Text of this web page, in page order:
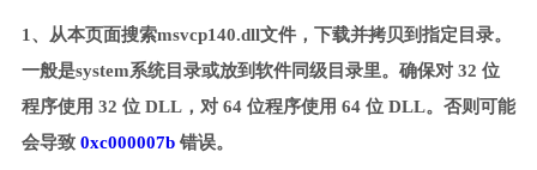
1、从本页面搜索msvcp140.dll文件，下载并拷贝到指定目录。
一般是system系统目录或放到软件同级目录里。确保对 32 位
程序使用 32 位 DLL，对 64 位程序使用 64 位 DLL。否则可能
会导致 0xc000007b错误。